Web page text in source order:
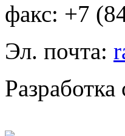
факс: +7
Эл. почта: